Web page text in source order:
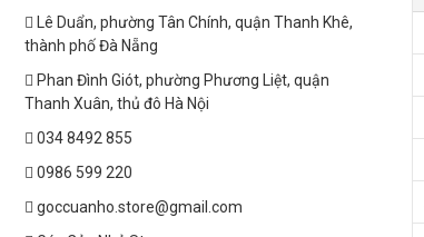
Lê Duẩn, phường Tân Chính, quận Thanh Khê,
thành phố Đà Nẵng
Phan Đình Giót, phường Phương Liệt, quận
Thanh Xuân, thủ đô Hà Nội
034 8492 855
0986 599 220
goccuanho.store@gmail.com